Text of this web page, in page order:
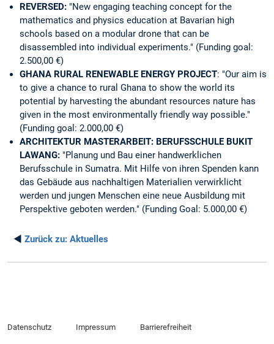
REVERSED: "New engaging teaching concept for the
mathematics and physics education at Bavarian high
schools based on a modular drone that can be
disassembled into individual experiments." (Funding goal:
2.500,00 €)
GHANA RURAL RENEWABLE ENERGY PROJECT: "Our aim is
to give a chance to rural Ghana to show the world its
potential by harvesting the abundant resources nature has
given in the most environmentally friendly way possible."
(Funding goal: 2.000,00 €)
ARCHITEKTUR MASTERARBEIT: BERUFSSCHULE BUKIT
LAWANG: "Planung und Bau einer handwerklichen
Berufsschule in Sumatra. Mit Hilfe von ihren Spenden kann
das Gebäude aus nachhaltigen Materialien verwirklicht
werden und jungen Menschen eine neue Ausbildung mit
Perspektive geboten werden." (Funding Goal: 5.000,00 €)
◄ Zurück zu: Aktuelles
Datenschutz Impressum Barrierefreiheit